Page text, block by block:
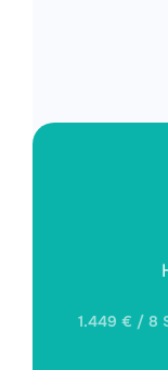
1.449 € / 8